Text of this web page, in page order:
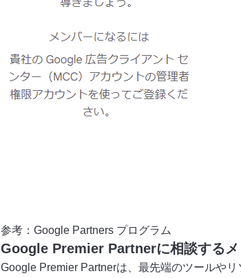
参考： Google Partners プログラム
Google Premier Partnerに相談するメ
Google Premier Partnerは、最先端のツールや